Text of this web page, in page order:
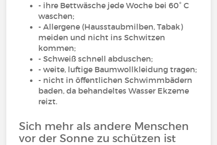
- ihre Bettwäsche jede Woche bei 60° C
waschen;
- Allergene (Hausstaubmilben, Tabak)
meiden und nicht ins Schwitzen
kommen;
- Schweiß schnell abduschen;
- weite, luftige Baumwollkleidung tragen;
- nicht in öffentlichen Schwimmbädern
baden, da behandeltes Wasser Ekzeme
reizt.
Sich mehr als andere Menschen
vor der Sonne zu schützen ist